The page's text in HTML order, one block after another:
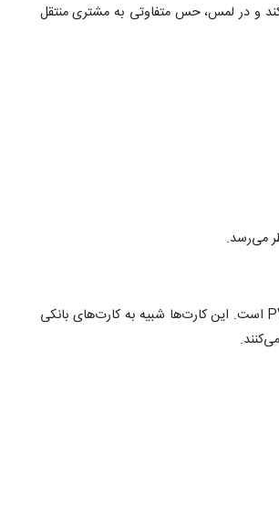
و در لمس، حس متفاوتی به مشتری منتقل
می‌رسد.
یکی از ماندگارترین و متفاوت‌ترین انتخاب‌ها، کارت ویزیت PVC است. این کارت‌ها شبیه به کارت‌های بانکی